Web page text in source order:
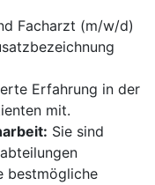
Facharzt (m/w/d)
Erfahrung in der
mit.
Sie sind
bestmögliche